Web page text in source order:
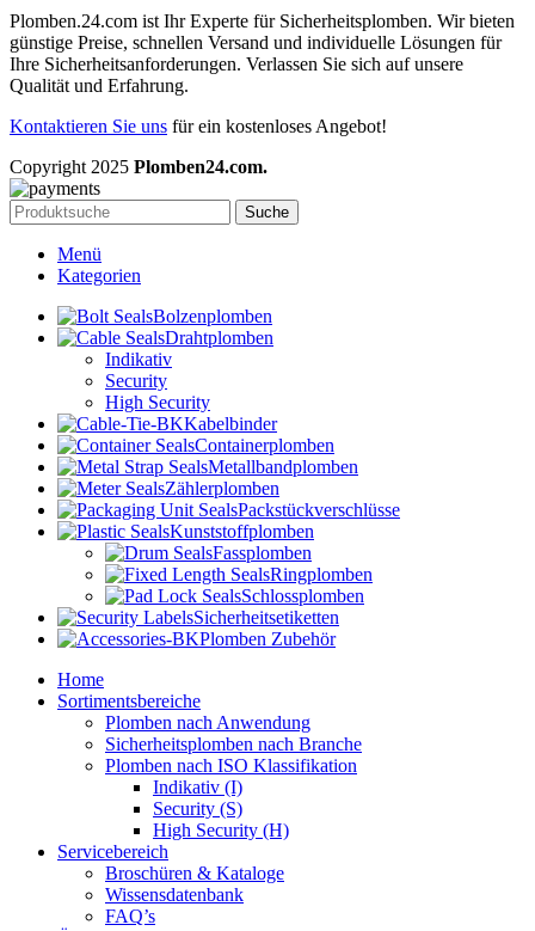
Plomben.24.com ist Ihr Experte für Sicherheitsplomben. Wir bieten
günstige Preise, schnellen Versand und individuelle Lösungen für
Ihre Sicherheitsanforderungen. Verlassen Sie sich auf unsere
Qualität und Erfahrung.
Kontaktieren Sie uns für ein kostenloses Angebot!
Copyright 2025 Plomben24.com.
Suche
Menü
Kategorien
Bolzenplomben
Drahtplomben
Indikativ
Security
High Security
Kabelbinder
Containerplomben
Metallbandplomben
Zählerplomben
Packstückverschlüsse
Kunststoffplomben
Fassplomben
Ringplomben
Schlossplomben
Sicherheitsetiketten
Plomben Zubehör
Home
Sortimentsbereiche
Plomben nach Anwendung
Sicherheitsplomben nach Branche
Plomben nach ISO Klassifikation
Indikativ (I)
Security (S)
High Security (H)
Servicebereich
Broschüren & Kataloge
Wissensdatenbank
FAQ’s